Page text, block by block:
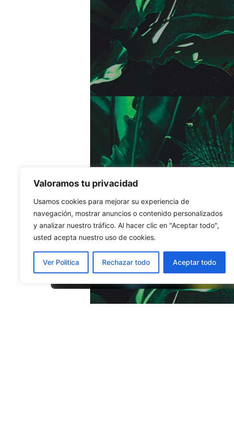
Valoramos tu privacidad
Usamos cookies para mejorar su experiencia de
navegación, mostrar anuncios o contenido personalizados
y analizar nuestro tráfico. Al hacer clic en "Aceptar todo",
usted acepta nuestro uso de cookies.
Ver Politica Rechazar todo Aceptar todo
En Vivo RADIO INKA SATELITE
DESDE HUICUNGO